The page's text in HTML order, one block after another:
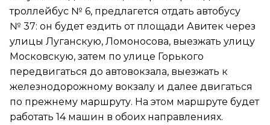
троллейбус № 6, предлагется отдать автобусу
№ 37: он будет ездить от площади Авитек через
улицы Луганскую, Ломоносова, выезжать улицу
Московскую, затем по улице Горького
передвигаться до автовокзала, выезжать к
железнодорожному вокзалу и далее двигаться
по прежнему маршруту. На этом маршруте будет
работать 14 машин в обоих направлениях.